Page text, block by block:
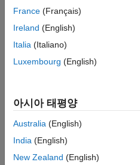
France (Français)
Ireland (English)
Italia (Italiano)
Luxembourg (English)
아시아 태평양
Australia (English)
India (English)
New Zealand (English)